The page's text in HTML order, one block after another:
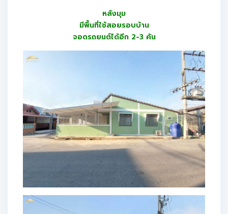
หลังมุม
มีพื้นที่ใช้สอยรอบบ้าน
จอดรถยนต์ได้อีก 2-3 คัน